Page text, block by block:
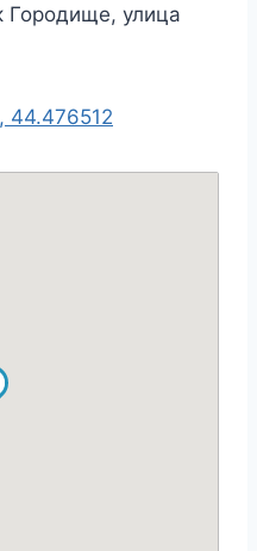
Городище, улица
44.476512